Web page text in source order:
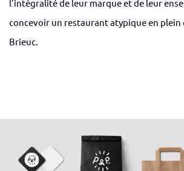
l’intégralité de leur marque et de leur
concevoir un restaurant atypique en plein
Brieuc.